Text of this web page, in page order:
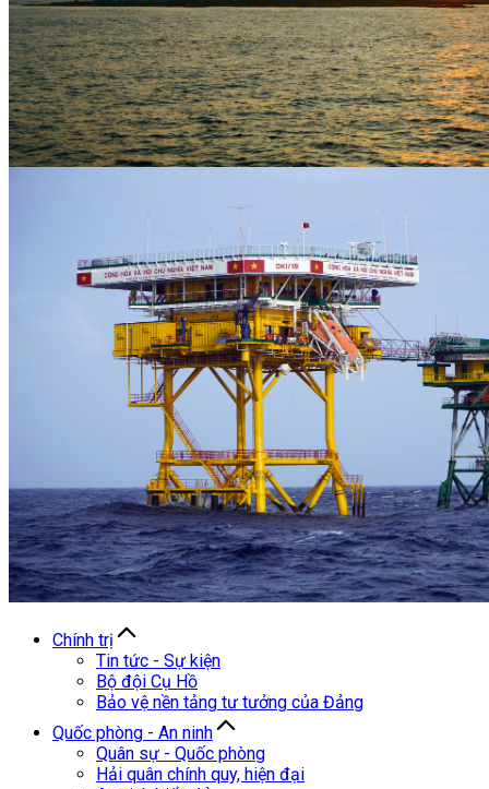
Chính trị
Tin tức - Sự kiện
Bộ đội Cụ Hồ
Bảo vệ nền tảng tư tưởng của Đảng
Quốc phòng - An ninh
Quân sự - Quốc phòng
Hải quân chính quy, hiện đại